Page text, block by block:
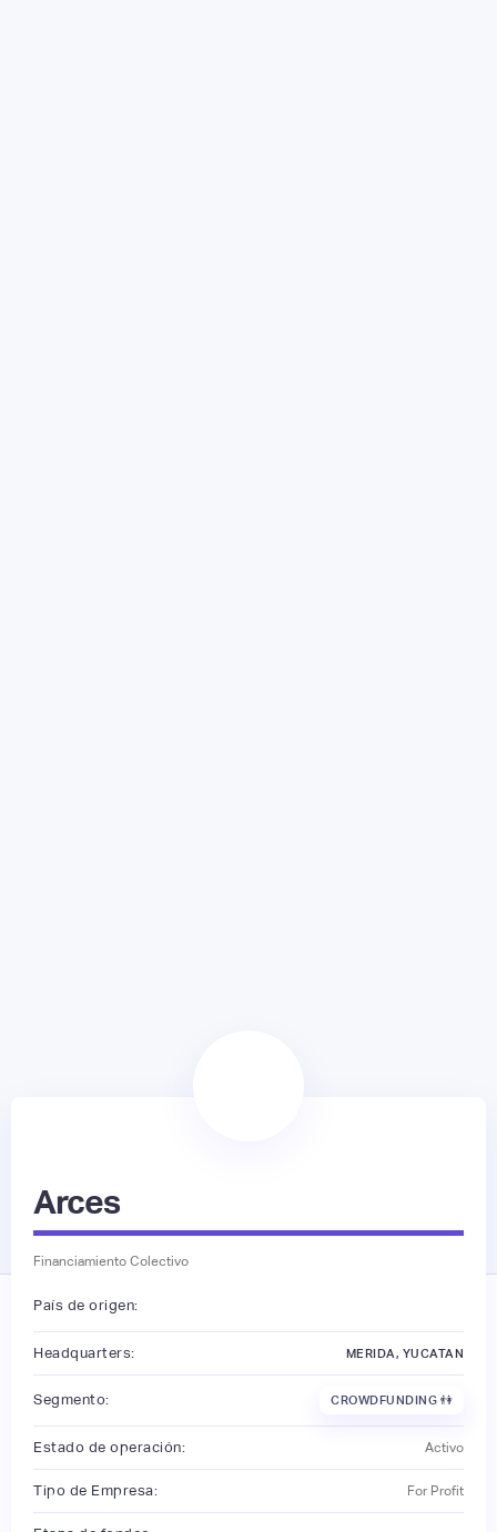
Arces
Financiamiento Colectivo
País de origen:
Headquarters: MERIDA, YUCATAN
Segmento: CROWDFUNDING 👫
Estado de operación: Activo
Tipo de Empresa: For Profit